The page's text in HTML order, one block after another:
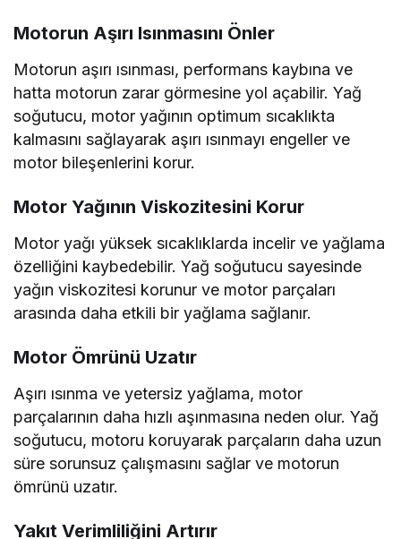
Motorun Aşırı Isınmasını Önler
Motorun aşırı ısınması, performans kaybına ve
hatta motorun zarar görmesine yol açabilir. Yağ
soğutucu, motor yağının optimum sıcaklıkta
kalmasını sağlayarak aşırı ısınmayı engeller ve
motor bileşenlerini korur.
Motor Yağının Viskozitesini Korur
Motor yağı yüksek sıcaklıklarda incelir ve yağlama
özelliğini kaybedebilir. Yağ soğutucu sayesinde
yağın viskozitesi korunur ve motor parçaları
arasında daha etkili bir yağlama sağlanır.
Motor Ömrünü Uzatır
Aşırı ısınma ve yetersiz yağlama, motor
parçalarının daha hızlı aşınmasına neden olur. Yağ
soğutucu, motoru koruyarak parçaların daha uzun
süre sorunsuz çalışmasını sağlar ve motorun
ömrünü uzatır.
Yakıt Verimliliğini Artırır